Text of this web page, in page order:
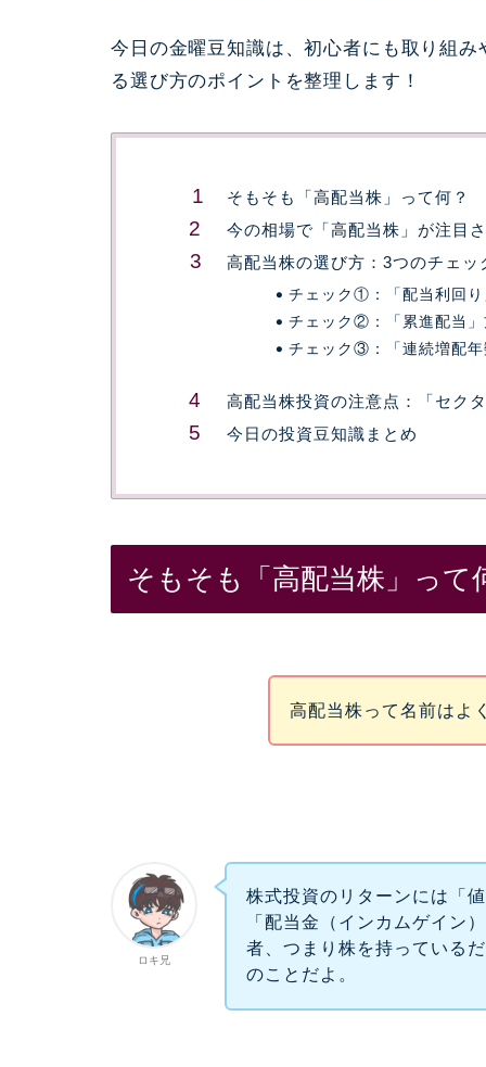
今日の金曜豆知識は、初心者にも取り組
る選び方のポイントを整理します！
そもそも「高配当株」って何？
今の相場で「高配当株」が注目
高配当株の選び方：3つのチェッ
チェック①：「配当利回
チェック②：「累進配当」
チェック③：「連続増配
高配当株投資の注意点：「セク
今日の投資豆知識まとめ
そもそも「高配当株」って
高配当株って名前はよ
ロキ兄
株式投資のリターンには「
「配当金（インカムゲイン
者、つまり株を持っている
のことだよ。